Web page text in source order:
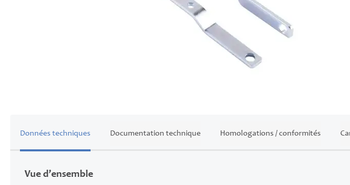
Données techniques
Vue d’ensemble
Documentation technique Homologations / conformités